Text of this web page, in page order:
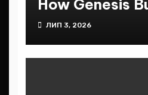
How Genesis
Massive
Deception
Guise of an
Miracle
ЛИП 3, 2026